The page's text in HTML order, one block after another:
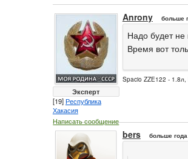
Эксперт
[19]Республика
Хакасия
Написать сообщение
Anrony больше
Надо будет
Время вот
Spacio ZZE122 -
bers больше